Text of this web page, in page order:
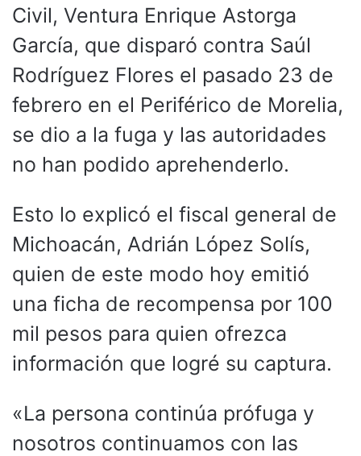
Civil, Ventura Enrique Astorga
García, que disparó contra Saúl
Rodríguez Flores el pasado 23 de
febrero en el Periférico de Morelia,
se dio a la fuga y las autoridades
no han podido aprehenderlo.
Esto lo explicó el fiscal general de
Michoacán, Adrián López Solís,
quien de este modo hoy emitió
una ficha de recompensa por 100
mil pesos para quien ofrezca
información que logré su captura.
«La persona continúa prófuga y
nosotros continuamos con las